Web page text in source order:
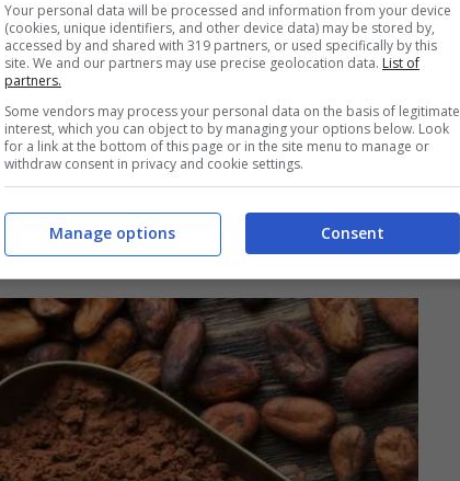
modo molto efficace. A confermarlo è stata
Dentistry
, che ha rivelato che l’applicazione
nelle piante di cacao) aiuta a proteggere lo
Your personal data will be processed and information from your device
(cookies, unique identifiers, and other device data) may be stored by,
accessed by and shared with 319 partners, or used specifically by this
site. We and our partners may use precise geolocation data. List of
partners.
Some vendors may process your personal data on the basis of legitimate
interest, which you can object to by managing your options below. Look
for a link at the bottom of this page or in the site menu to manage or
withdraw consent in privacy and cookie settings.
Consent
Manage options